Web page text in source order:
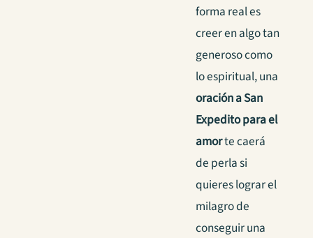
forma real es
creer en algo tan
generoso como
lo espiritual, una
oración a San
Expedito para el
amorte caerá
de perla si
quieres lograr el
milagro de
conseguir una